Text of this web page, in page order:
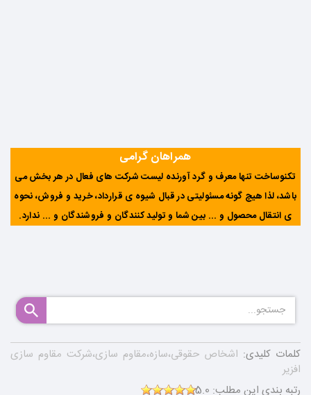
همراهان گرامی
تکنوساخت تنها معرف و گرد آورنده لیست شرکت های فعال در هر بخش می
باشد، لذا هیچ گونه مسئولیتی در قبال شیوه ی قرارداد، خرید و فروش، نحوه
ی انتقال محصول و ... بین شما و تولید کنندگان و فروشندگان و ... ندارد.
کلمات کلیدی: اشخاص حقوقی،سازه،مقاوم سازی،شرکت مقاوم سازی
افزیر
رتبه بندی این مطلب: 5.0